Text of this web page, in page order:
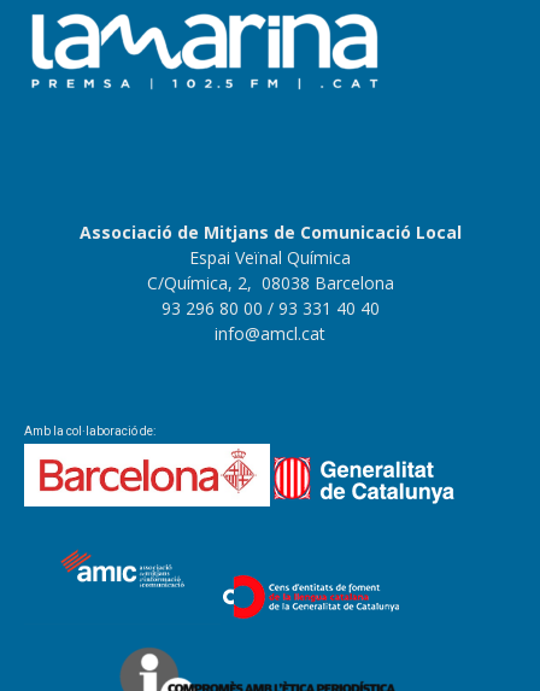
Associació de Mitjans de Comunicació Local
Espai Veïnal Química
C/Química, 2, 08038 Barcelona
93 296 80 00 / 93 331 40 40
info@amcl.cat
Amb la col·laboració de: